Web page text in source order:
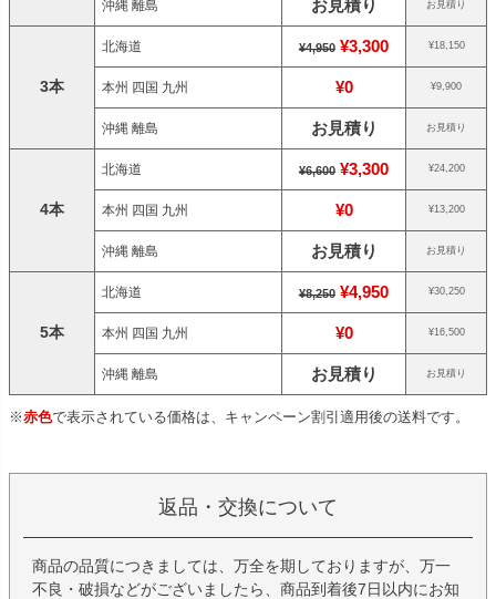
沖縄 離島 お見積り お見積り
3本
北海道 ¥4,950 ¥3,300 ¥18,150
本州 四国 九州 ¥0 ¥9,900
沖縄 離島 お見積り お見積り
4本
北海道 ¥6,600 ¥3,300 ¥24,200
本州 四国 九州 ¥0 ¥13,200
沖縄 離島 お見積り お見積り
5本
北海道 ¥8,250 ¥4,950 ¥30,250
本州 四国 九州 ¥0 ¥16,500
沖縄 離島 お見積り お見積り
※赤色で表示されている価格は、キャンペーン割引適用後の送料です。
返品・交換について
商品の品質につきましては、万全を期しておりますが、万一
不良・破損などがございましたら、商品到着後7日以内にお知